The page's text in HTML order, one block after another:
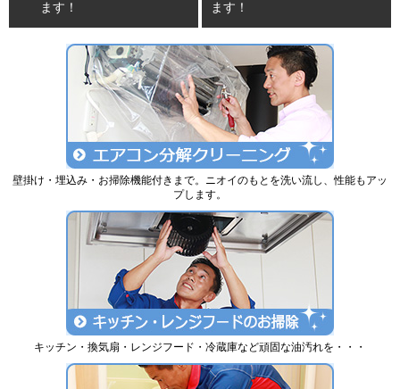
ます！ ます！
壁掛け・埋込み・お掃除機能付きまで。ニオイのもとを洗い流し、性能もアッ
プします。
キッチン・換気扇・レンジフード・冷蔵庫など頑固な油汚れを・・・